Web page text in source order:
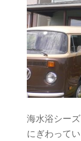
海水浴シー
にぎわってい